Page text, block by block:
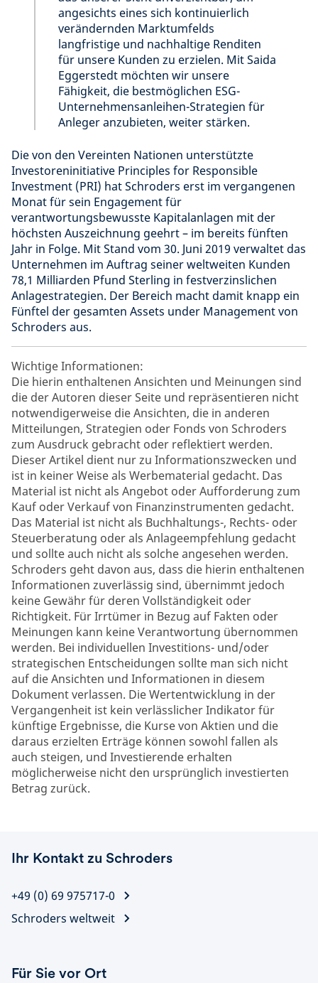
angesichts eines sich kontinuierlich
verändernden Marktumfelds
langfristige und nachhaltige Renditen
für unsere Kunden zu erzielen. Mit Saida
Eggerstedt möchten wir unsere
Fähigkeit, die bestmöglichen ESG-
Unternehmensanleihen-Strategien für
Anleger anzubieten, weiter stärken.
Die von den Vereinten Nationen unterstützte
Investoreninitiative Principles for Responsible
Investment (PRI) hat Schroders erst im vergangenen
Monat für sein Engagement für
verantwortungsbewusste Kapitalanlagen mit der
höchsten Auszeichnung geehrt – im bereits fünften
Jahr in Folge. Mit Stand vom 30. Juni 2019 verwaltet das
Unternehmen im Auftrag seiner weltweiten Kunden
78,1 Milliarden Pfund Sterling in festverzinslichen
Anlagestrategien. Der Bereich macht damit knapp ein
Fünftel der gesamten Assets under Management von
Schroders aus.
Wichtige Informationen:
Die hierin enthaltenen Ansichten und Meinungen sind
die der Autoren dieser Seite und repräsentieren nicht
notwendigerweise die Ansichten, die in anderen
Mitteilungen, Strategien oder Fonds von Schroders
zum Ausdruck gebracht oder reflektiert werden.
Dieser Artikel dient nur zu Informationszwecken und
ist in keiner Weise als Werbematerial gedacht. Das
Material ist nicht als Angebot oder Aufforderung zum
Kauf oder Verkauf von Finanzinstrumenten gedacht.
Das Material ist nicht als Buchhaltungs-, Rechts- oder
Steuerberatung oder als Anlageempfehlung gedacht
und sollte auch nicht als solche angesehen werden.
Schroders geht davon aus, dass die hierin enthaltenen
Informationen zuverlässig sind, übernimmt jedoch
keine Gewähr für deren Vollständigkeit oder
Richtigkeit. Für Irrtümer in Bezug auf Fakten oder
Meinungen kann keine Verantwortung übernommen
werden. Bei individuellen Investitions- und/oder
strategischen Entscheidungen sollte man sich nicht
auf die Ansichten und Informationen in diesem
Dokument verlassen. Die Wertentwicklung in der
Vergangenheit ist kein verlässlicher Indikator für
künftige Ergebnisse, die Kurse von Aktien und die
daraus erzielten Erträge können sowohl fallen als
auch steigen, und Investierende erhalten
möglicherweise nicht den ursprünglich investierten
Betrag zurück.
Ihr Kontakt zu Schroders
+49 (0) 69 975717-0
Schroders weltweit
Für Sie vor Ort